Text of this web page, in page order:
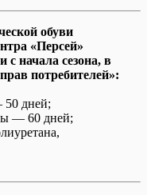
обуви
«Персей»
с начала сезона, в
потребителей»:
50 дней;
— 60 дней;